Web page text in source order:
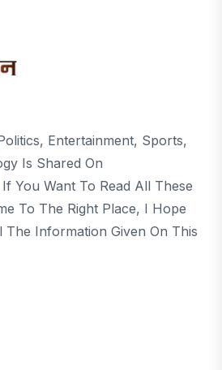
Entertainment, Sports,
Is Shared On
You Want To Read All These
To The Right Place, I Hope
The Information Given On This